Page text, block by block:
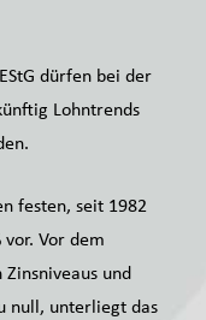
dürfen bei der
Lohntrends
festen, seit 1982
Vor dem
und
null, unterliegt das